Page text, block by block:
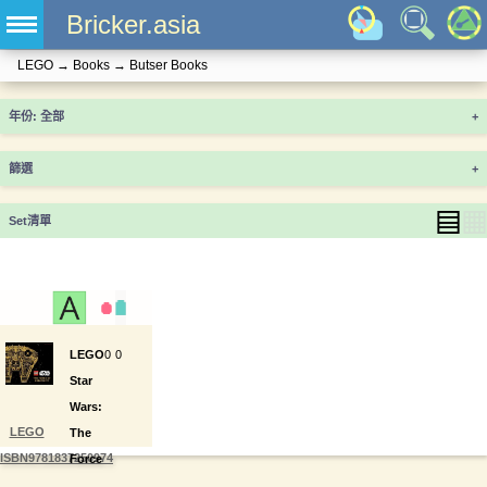
Bricker.asia
LEGO → Books → Butser Books
年份 +
篩選 +
Set清單 ▤
LEGO
ISBN9781837250974
LEGO
Star
Wars:
The
Force
00